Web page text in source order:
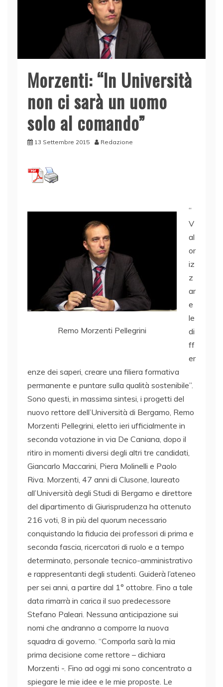
Morzenti: “In Università
non ci sarà un uomo
solo al comando”
13 Settembre 2015 Redazione
Remo Morzenti Pellegrini
“
V
al
or
iz
z
ar
e
le
di
ff
er
enze dei saperi, creare una filiera formativa
permanente e puntare sulla qualità sostenibile”.
Sono questi, in massima sintesi, i progetti del
nuovo rettore dell’Università di Bergamo, Remo
Morzenti Pellegrini, eletto ieri ufficialmente in
seconda votazione in via De Caniana, dopo il
ritiro in momenti diversi degli altri tre candidati,
Giancarlo Maccarini, Piera Molinelli e Paolo
Riva. Morzenti, 47 anni di Clusone, laureato
all’Università degli Studi di Bergamo e direttore
del dipartimento di Giurisprudenza ha ottenuto
216 voti, 8 in più del quorum necessario
conquistando la fiducia dei professori di prima e
seconda fascia, ricercatori di ruolo e a tempo
determinato, personale tecnico-amministrativo
e rappresentanti degli studenti. Guiderà l’ateneo
per sei anni, a partire dal 1° ottobre. Fino a tale
data rimarrà in carica il suo predecessore
Stefano Paleari. Nessuna anticipazione sui
nomi che andranno a comporre la nuova
squadra di governo. “Comporla sarà la mia
prima decisione come rettore – dichiara
Morzenti -. Fino ad oggi mi sono concentrato a
spiegare le mie idee e le mie proposte. Le